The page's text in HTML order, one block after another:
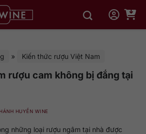
» Kiến thức rượu Việt Nam
rượu cam không bị đắng tại
HUYỀN WINE
những loại rượu ngâm tại nhà được